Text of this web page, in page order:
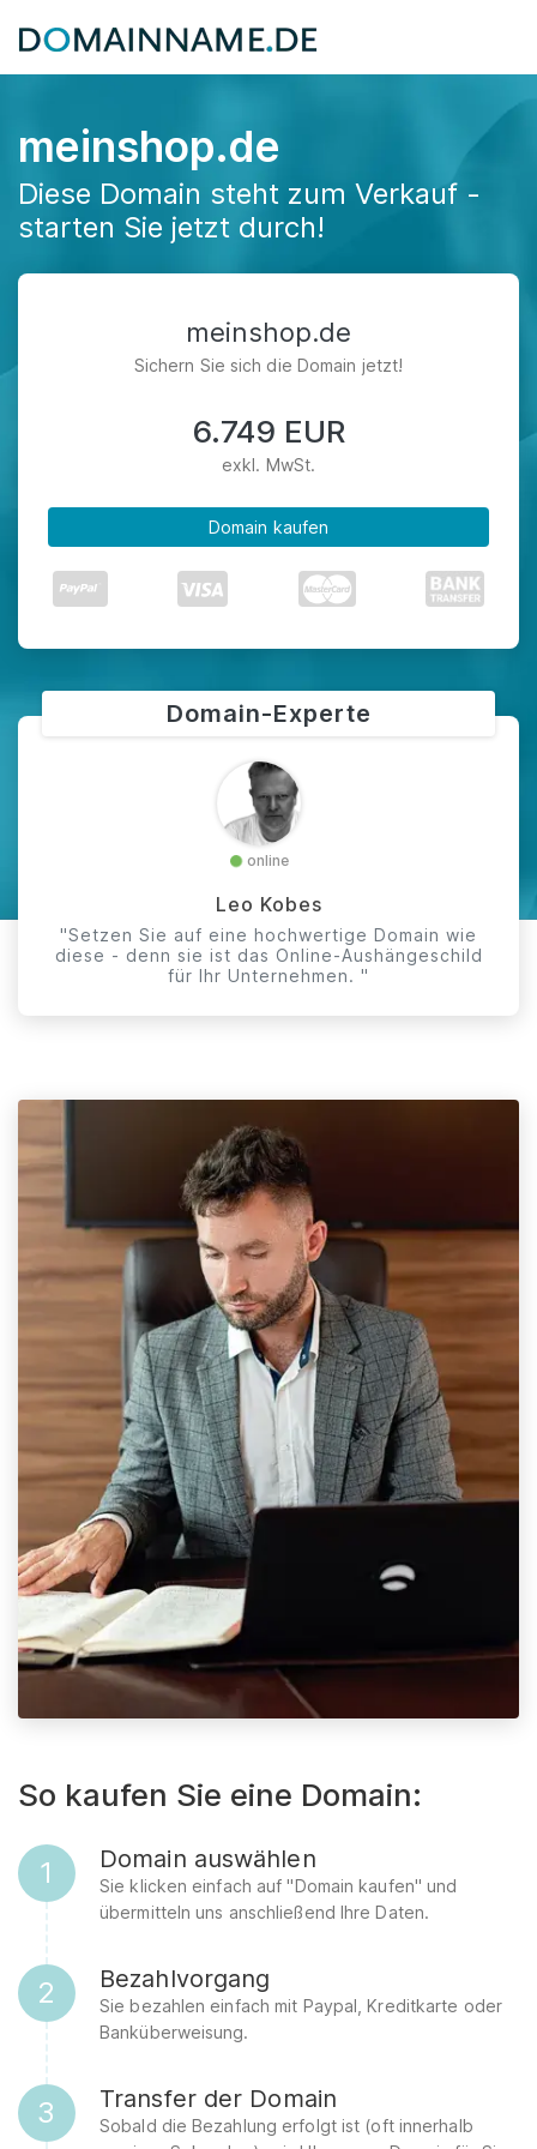
meinshop.de
Diese Domain steht zum Verkauf -
starten Sie jetzt durch!
meinshop.de
Sichern Sie sich die Domain jetzt!
6.749 EUR
exkl. MwSt.
Domain kaufen
Domain-Experte
online
Leo Kobes
"Setzen Sie auf eine hochwertige Domain wie
diese - denn sie ist das Online-Aushängeschild
für Ihr Unternehmen. "
So kaufen Sie eine Domain:
1 Domain auswählen
Sie klicken einfach auf "Domain kaufen" und
übermitteln uns anschließend Ihre Daten.
2 Bezahlvorgang
Sie bezahlen einfach mit Paypal, Kreditkarte oder
Banküberweisung.
3 Transfer der Domain
Sobald die Bezahlung erfolgt ist (oft innerhalb